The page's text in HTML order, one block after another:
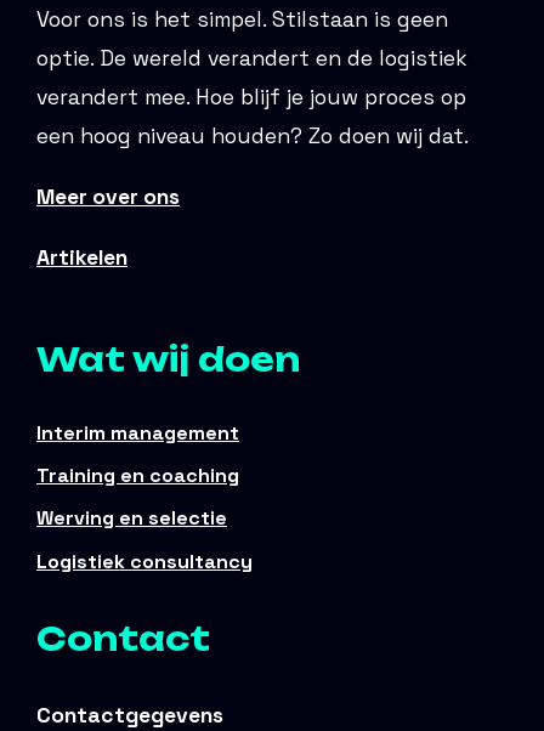
Voor ons is het simpel. Stilstaan is geen
optie. De wereld verandert en de logistiek
verandert mee. Hoe blijf je jouw proces op
een hoog niveau houden? Zo doen wij dat.
Meer over ons
Artikelen
Wat wij doen
Interim management
Training en coaching
Werving en selectie
Logistiek consultancy
Contact
Contactgegevens